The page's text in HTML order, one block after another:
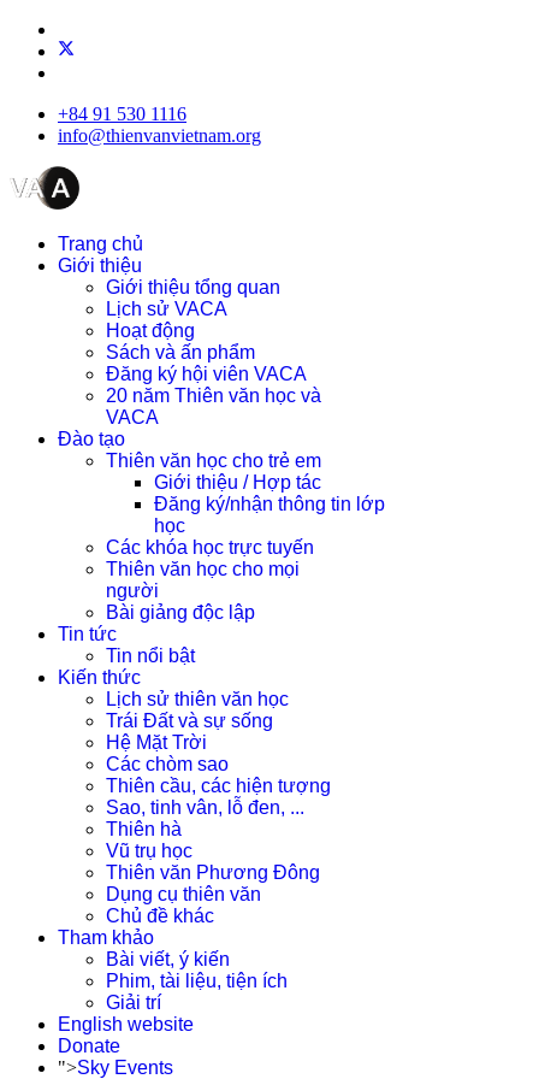
+84 91 530 1116
info@thienvanvietnam.org
Trang chủ
Giới thiệu
Giới thiệu tổng quan
Lịch sử VACA
Hoạt động
Sách và ấn phẩm
Đăng ký hội viên VACA
20 năm Thiên văn học và
VACA
Đào tạo
Thiên văn học cho trẻ em
Giới thiệu / Hợp tác
Đăng ký/nhận thông tin lớp
học
Các khóa học trực tuyến
Thiên văn học cho mọi
người
Bài giảng độc lập
Tin tức
Tin nổi bật
Kiến thức
Lịch sử thiên văn học
Trái Đất và sự sống
Hệ Mặt Trời
Các chòm sao
Thiên cầu, các hiện tượng
Sao, tinh vân, lỗ đen, ...
Thiên hà
Vũ trụ học
Thiên văn Phương Đông
Dụng cụ thiên văn
Chủ đề khác
Tham khảo
Bài viết, ý kiến
Phim, tài liệu, tiện ích
Giải trí
English website
Donate
">Sky Events